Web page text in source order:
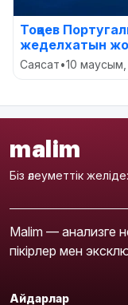
Тоқаев
жеделхатын
Саясат•10
malim
Біз әлеуметтік желіде:
Malim — анализге
пікірлер мен
Айдарлар